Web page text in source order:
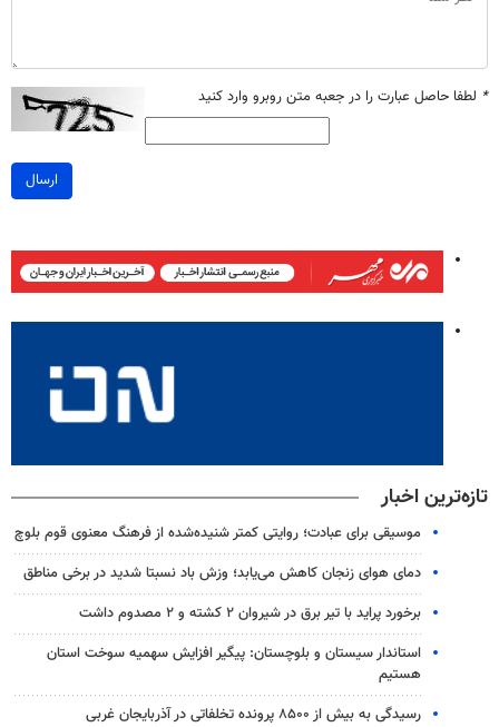
* لطفا حاصل عبارت را در جعبه متن روبرو وارد کنید
ارسال
تازه‌ترین اخبار
موسیقی برای عبادت؛ روایتی کمتر شنیده‌شده از فرهنگ معنوی قوم بلوچ
دمای هوای زنجان کاهش می‌یابد؛ وزش باد نسبتا شدید در برخی مناطق
برخورد پراید با تیر برق در شیروان ۲ کشته و ۲ مصدوم داشت
استاندار سیستان و بلوچستان: پیگیر افزایش سهمیه سوخت استان
هستیم
رسیدگی به بیش از ۸۵۰۰ پرونده تخلفاتی در آذربایجان غربی